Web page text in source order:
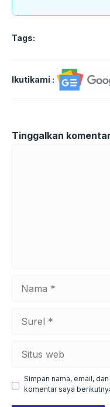
Tags:
Ikutikami :
Tinggalkan komentar
Simpan nama, email,
komentar saya